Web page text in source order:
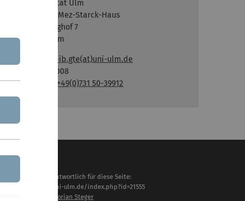
Universität Ulm
Barbara Mez-Starck-Haus
Oberberghof 7
89081 Ulm
bib.gte(at)uni-ulm.de
Raum: 2008
+49(0)731 50-39912
Inhaltlich verantwortlich für diese Seite:
https://www.uni-ulm.de/index.php?id=21555
Univ.-Prof. Dr. Florian Steger